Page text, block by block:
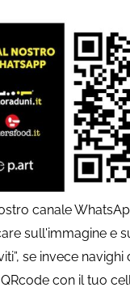
canale
sull'immagine e
se invece
con il tuo